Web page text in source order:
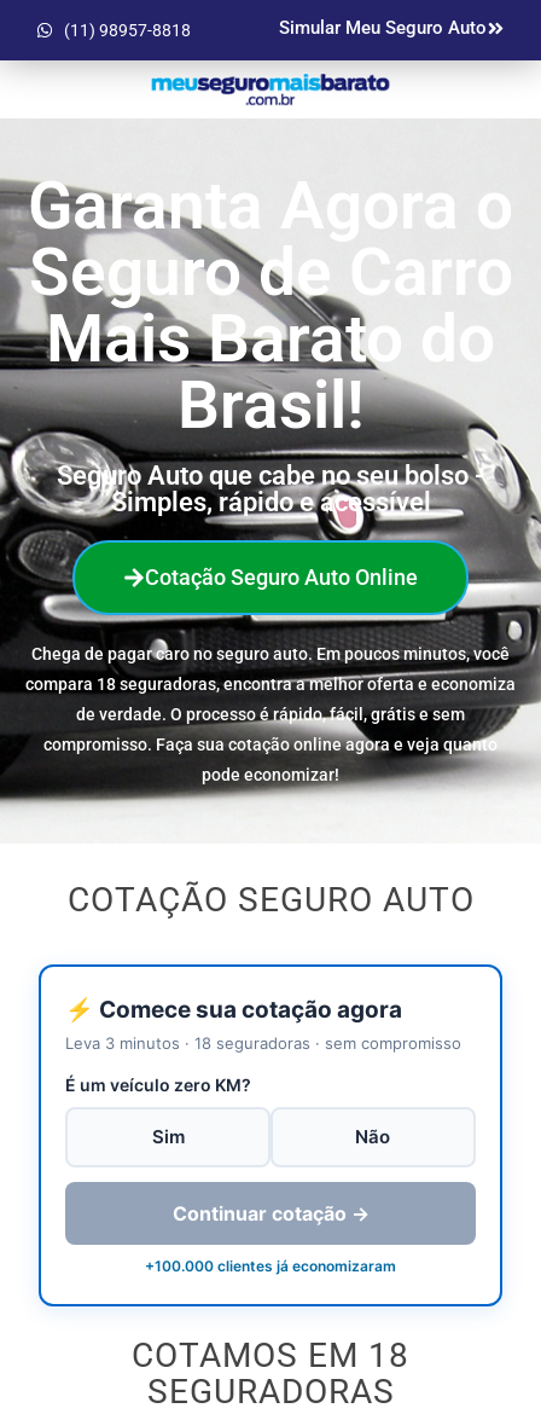
(11) 98957-8818 Simular Meu Seguro Auto
Garanta Agora o
Seguro de Carro
Mais Barato do
Brasil!
Seguro Auto que cabe no seu bolso -
Simples, rápido e acessível
Cotação Seguro Auto Online
Chega de pagar caro no seguro auto. Em poucos minutos, você
compara 18 seguradoras, encontra a melhor oferta e economiza
de verdade. O processo é rápido, fácil, grátis e sem
compromisso. Faça sua cotação online agora e veja quanto
pode economizar!
COTAÇÃO SEGURO AUTO
⚡ Comece sua cotação agora
Leva 3 minutos · 18 seguradoras · sem compromisso
É um veículo zero KM?
Sim Não
Continuar cotação →
+100.000 clientes já economizaram
COTAMOS EM 18
SEGURADORAS